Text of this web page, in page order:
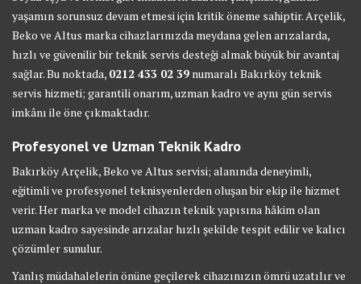
yaşamın sorunsuz devam etmesi için kritik öneme sahiptir. Arçelik,
Beko ve Altus marka cihazlarınızda meydana gelen arızalarda,
hızlı ve güvenilir bir teknik servis desteği almak büyük bir avantaj
sağlar. Bu noktada, 0212 433 02 39 numaralı Bakırköy teknik
servis hizmeti; garantili onarım, uzman kadro ve aynı gün servis
imkânı ile öne çıkmaktadır.
Profesyonel ve Uzman Teknik Kadro
Bakırköy Arçelik, Beko ve Altus servisi; alanında deneyimli,
eğitimli ve profesyonel teknisyenlerden oluşan bir ekip ile hizmet
verir. Her marka ve model cihazın teknik yapısına hâkim olan
uzman kadro sayesinde arızalar hızlı şekilde tespit edilir ve kalıcı
çözümler sunulur.
Yanlış müdahalelerin önüne geçilerek cihazınızın ömrü uzatılır ve